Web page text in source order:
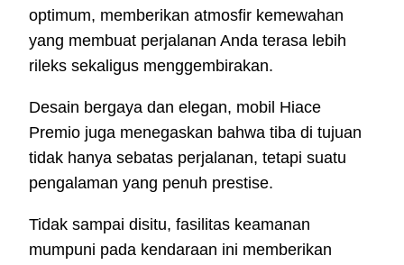
optimum, memberikan atmosfir kemewahan
yang membuat perjalanan Anda terasa lebih
rileks sekaligus menggembirakan.
Desain bergaya dan elegan, mobil Hiace
Premio juga menegaskan bahwa tiba di tujuan
tidak hanya sebatas perjalanan, tetapi suatu
pengalaman yang penuh prestise.
Tidak sampai disitu, fasilitas keamanan
mumpuni pada kendaraan ini memberikan